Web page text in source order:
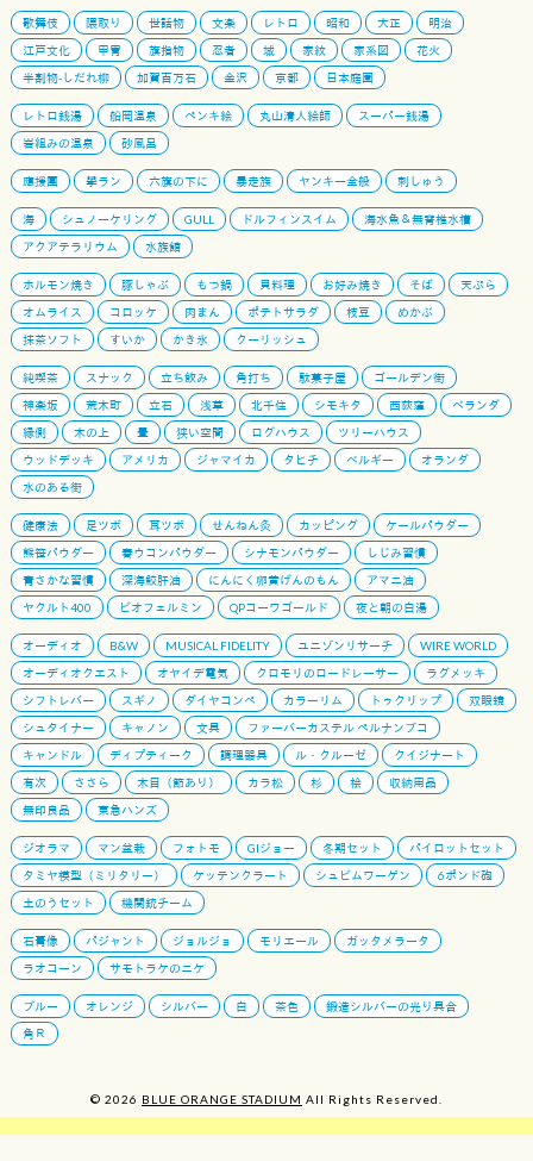
歌舞伎 隈取り 世話物 文楽 レトロ 昭和 大正
明治
江戸文化
甲冑 旗指物 忍者 城 家紋 家系図
花火
半割物-しだれ柳
加賀百万石 金沢 京都 日本庭園
レトロ銭湯 船岡温泉 ペンキ絵 丸山清人絵師
スーパー銭湯
岩組みの温泉
砂風呂
應援團 學ラン 六旗の下に 暴走族 ヤンキー全般 刺しゅう
海 シュノーケリング GULL ドルフィンスイム
海水魚＆無脊椎水槽
アクアテラリウム
水族館
ホルモン焼き 豚しゃぶ もつ鍋 貝料理 お好み焼き そば
天ぷら
オムライス
コロッケ 肉まん ポテトサラダ 枝豆
めかぶ
抹茶ソフト
すいか かき氷 クーリッシュ
純喫茶 スナック 立ち飲み 角打ち 駄菓子屋
ゴールデン街
神楽坂
荒木町 立石 浅草 北千住 シモキタ 西荻窪
ベランダ
縁側
木の上 畳 狭い空間 ログハウス
ツリーハウス
ウッドデッキ
アメリカ ジャマイカ タヒチ ベルギー
オランダ
水のある街
健康法 足ツボ 耳ツボ せんねん灸 カッピング
ケールパウダー
熊笹パウダー
春ウコンパウダー シナモンパウダー
しじみ習慣
青さかな習慣
深海鮫肝油 にんにく卵黄げんのもん
アマニ油
ヤクルト400
ビオフェルミン QPコーワゴールド 夜と朝の白湯
オーディオ B&W MUSICAL FIDELITY ユニゾンリサーチ
WIRE WORLD
オーディオクエスト
オヤイデ電気 クロモリのロードレーサー
ラグメッキ
シフトレバー
スギノ ダイヤコンペ カラーリム トゥクリップ
双眼鏡
シュタイナー
キャノン 文具
ファーバーカステル ペルナンブコ
キャンドル
ディプティーク 調理器具 ル・クルーゼ
クイジナート
有次
ささら 木目（節あり） カラ松 杉 桧
収納用品
無印良品
東急ハンズ
ジオラマ マン盆栽 フォトモ GIジョー 冬期セット
パイロットセット
タミヤ模型（ミリタリー）
ケッテンクラート シュビムワーゲン
6ポンド砲
土のうセット
機関銃チーム
石膏像 パジャント ジョルジョ モリエール
ガッタメラータ
ラオコーン
サモトラケのニケ
ブルー オレンジ シルバー 白 茶色
鍛造シルバーの光り具合
角Ｒ
© 2026 BLUE ORANGE STADIUM All Rights Reserved.